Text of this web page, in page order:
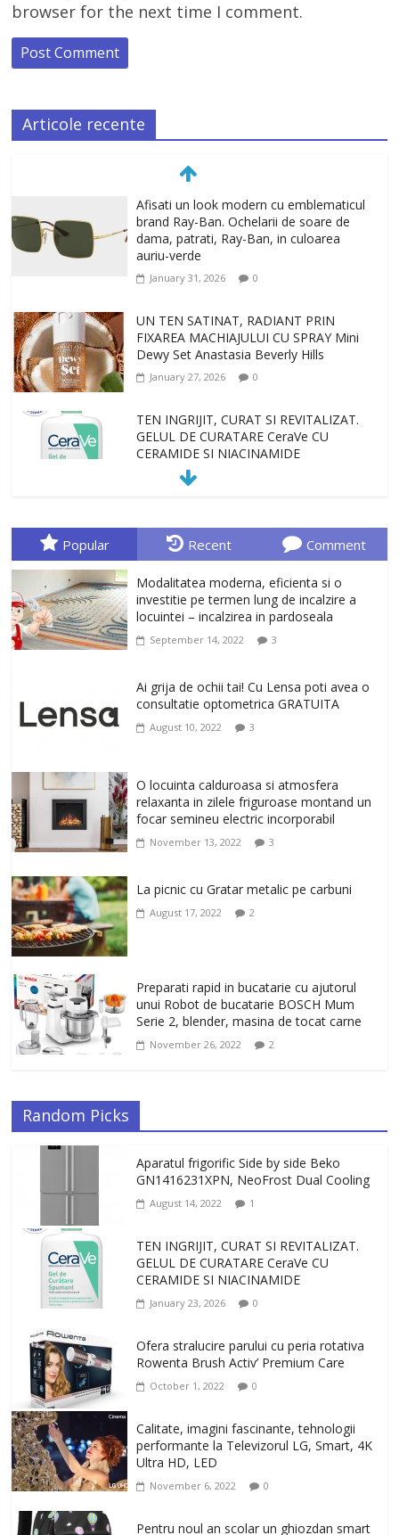
browser for the next time I comment.
Articole recente
UN TEN SATINAT, RADIANT PRIN
FIXAREA MACHIAJULUI CU SPRAY Mini
Dewy Set Anastasia Beverly Hills
January 27, 2026
GELUL DE CURATARE CeraVe CU
CERAMIDE SI NIACINAMIDE
January 23, 2026 0
ori o provocare. Idei inedite, cadouri
originale, le puteti avea la Giftspot.ro,
magazinul de cadouri originale. O
alegere buna, Oglinda de baie cu mărire
Antrenati si tonifiati musculatura pentru
cu Flexor Fitness-dispozitiv pentru
tonifiere muschi
February 10, 2026 0
antirid Ivatherm pentru o piele neteda si
elastica.
February 6, 2026
brand Ray-Ban. Ochelarii de soare de
dama, patrati, Ray-Ban, in culoarea
auriu-verde
January 31, 2026 0
Popular Recent Comment
Modalitatea moderna, eficienta si o
investitie pe termen lung de incalzire a
locuintei – incalzirea in pardoseala
September 14, 2022 3
Ai grija de ochii tai! Cu Lensa poti avea o
consultatie optometrica GRATUITA
August 10, 2022 3
O locuinta calduroasa si atmosfera
relaxanta in zilele friguroase montand un
focar semineu electric incorporabil
November 13, 2022 3
La picnic cu Gratar metalic pe carbuni
August 17, 2022 2
Preparati rapid in bucatarie cu ajutorul
unui Robot de bucatarie BOSCH Mum
Serie 2, blender, masina de tocat carne
November 26, 2022 2
Random Picks
Aparatul frigorific Side by side Beko
GN1416231XPN, NeoFrost Dual Cooling
August 14, 2022 1
TEN INGRIJIT, CURAT SI REVITALIZAT.
GELUL DE CURATARE CeraVe CU
CERAMIDE SI NIACINAMIDE
January 23, 2026 0
Ofera stralucire parului cu peria rotativa
Rowenta Brush Activ’ Premium Care
October 1, 2022 0
Calitate, imagini fascinante, tehnologii
performante la Televizorul LG, Smart, 4K
Ultra HD, LED
November 6, 2022 0
Pentru noul an scolar un ghiozdan smart